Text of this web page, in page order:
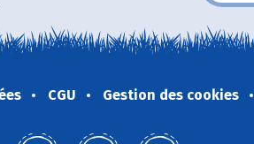
CGU Gestion des cookies